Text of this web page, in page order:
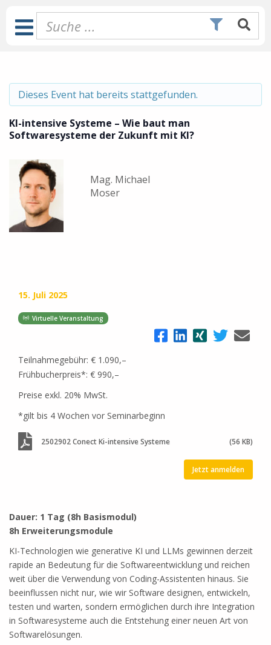
Inhalt
springen
Toggle
Navigation
Dieses Event hat bereits stattgefunden.
KI-intensive Systeme – Wie baut man
Softwaresysteme der Zukunft mit KI?
Mag. Michael
Moser
15. Juli 2025
Virtuelle Veranstaltung
Teilnahmegebühr: € 1.090,–
Frühbucherpreis*: € 990,–
Preise exkl. 20% MwSt.
*gilt bis 4 Wochen vor Seminarbeginn
2502902 Conect Ki-intensive Systeme (56 KB)
Jetzt anmelden
Dauer: 1 Tag (8h Basismodul)
8h Erweiterungsmodule
KI-Technologien wie generative KI und LLMs gewinnen derzeit
rapide an Bedeutung für die Softwareentwicklung und reichen
weit über die Verwendung von Coding-Assistenten hinaus. Sie
beeinflussen nicht nur, wie wir Software designen, entwickeln,
testen und warten, sondern ermöglichen durch ihre Integration
in Softwaresysteme auch die Entstehung einer neuen Art von
Softwarelösungen.